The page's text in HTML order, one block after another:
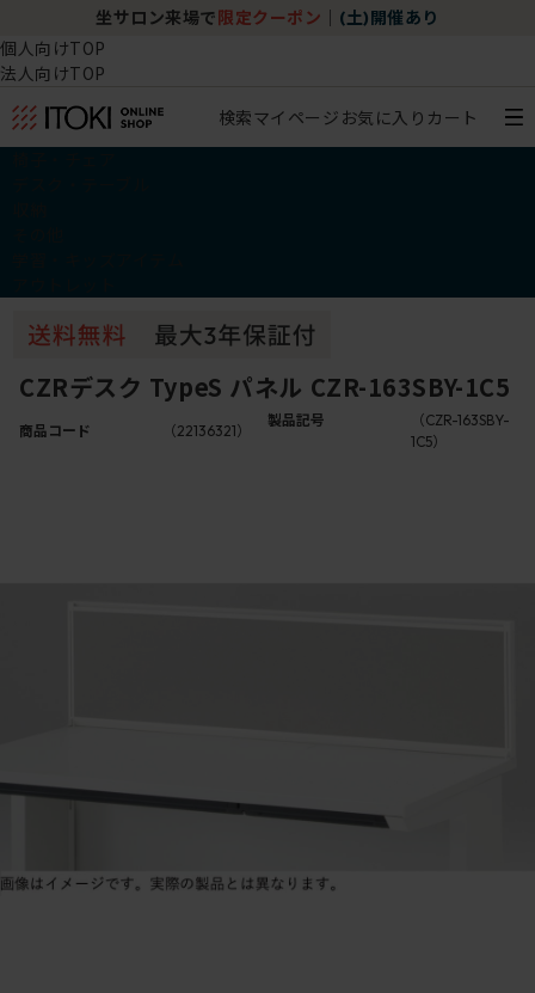
坐サロン来場で 限定クーポン (土)開催あり
個人向けTOP
法人向けTOP
検索マイページ お気に入り カート
CZRデスク TypeS パネル CZR-163SBY-1C5
商品コード （22136321）
製品記号
（CZR-163SBY-
1C5）